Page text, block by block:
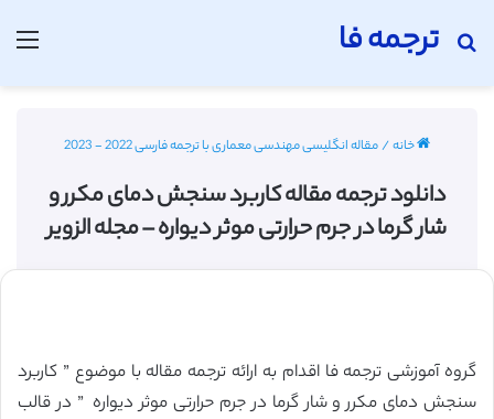
ترجمه فا
جستجو برای
خانه/مقاله انگلیسی مهندسی معماری با ترجمه فارسی 2022 - 2023
دانلود ترجمه مقاله کاربرد سنجش دمای مکرر و
شار گرما در جرم حرارتی موثر دیواره – مجله الزویر
گروه آموزشی ترجمه فا اقدام به ارائه ترجمه مقاله با موضوع ” کاربرد
سنجش دمای مکرر و شار گرما در جرم حرارتی موثر دیواره ” در قالب